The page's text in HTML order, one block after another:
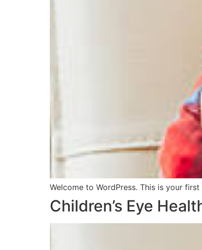
Welcome to WordPress. This is your
Children’s Eye